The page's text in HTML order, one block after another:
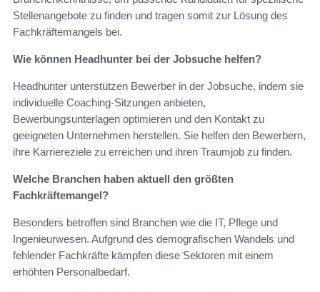
Stellenangebote zu finden und tragen somit zur Lösung des
Fachkräftemangels bei.
Wie können Headhunter bei der Jobsuche helfen?
Headhunter unterstützen Bewerber in der Jobsuche, indem sie
individuelle Coaching-Sitzungen anbieten,
Bewerbungsunterlagen optimieren und den Kontakt zu
geeigneten Unternehmen herstellen. Sie helfen den Bewerbern,
ihre Karriereziele zu erreichen und ihren Traumjob zu finden.
Welche Branchen haben aktuell den größten
Fachkräftemangel?
Besonders betroffen sind Branchen wie die IT, Pflege und
Ingenieurwesen. Aufgrund des demografischen Wandels und
fehlender Fachkräfte kämpfen diese Sektoren mit einem
erhöhten Personalbedarf.